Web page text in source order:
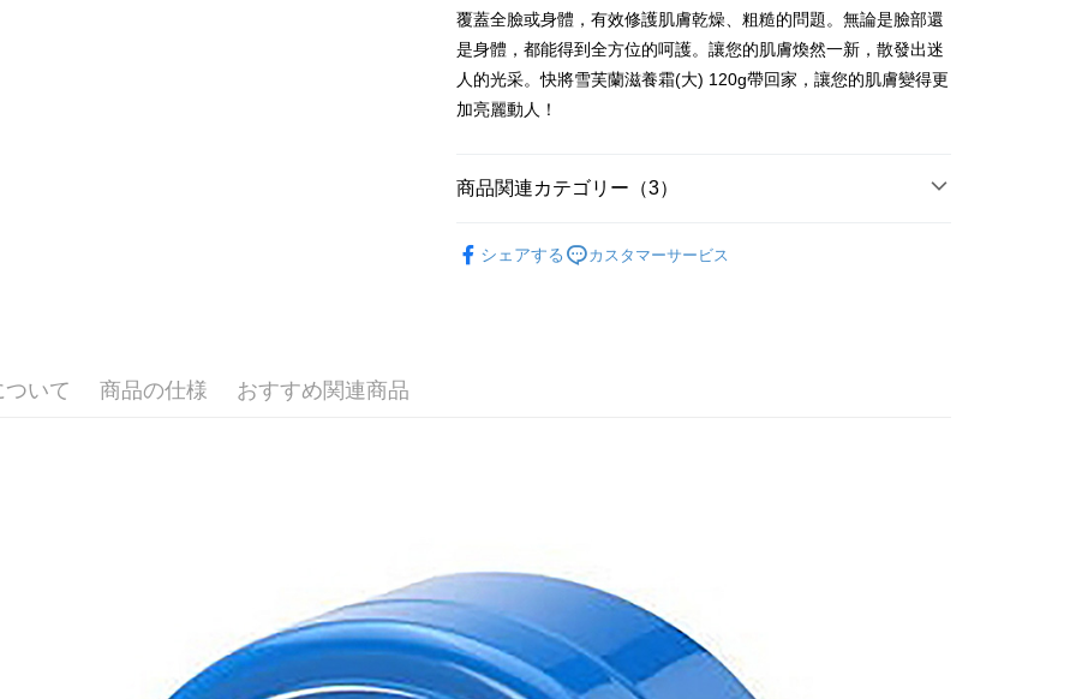
説明
一、 AFTEE代金後払いについて
1.お支払い方法でAFTEE代金後払いを選択すると、携帯電話認証ウィン
ドウが表示されます。
2.SMSで認証してお支払い手続を進めてください。
員の場合は、AFTEE アプリプッシュ通知が届きます。
ングでお支払いください。
2.決済金額は最低NT$20です。
3.現在、台湾の会員のみご利用いただけます。
三、利用規約「AFTEE代金後払い」（以下当サービスという）はネット
プロテクションズ（以下 AFTEE という）が提供し、AFTEEが代金を徴収
します。当サービスご利用の際に提供しなければならない個人情報（注
ATM払い
全家取貨付款
付款後全家取貨
覆蓋全臉或身體，有效修護肌膚乾燥、粗糙的問題。無論是臉部還
是身體，都能得到全方位的呵護。讓您的肌膚煥然一新，散發出迷
人的光采。快將雪芙蘭滋養霜(大) 120g帶回家，讓您的肌膚變得更
加亮麗動人！
商品関連カテゴリー（3）
シェアする カスタマーサービス
いて 商品の仕様 おすすめ関連商品